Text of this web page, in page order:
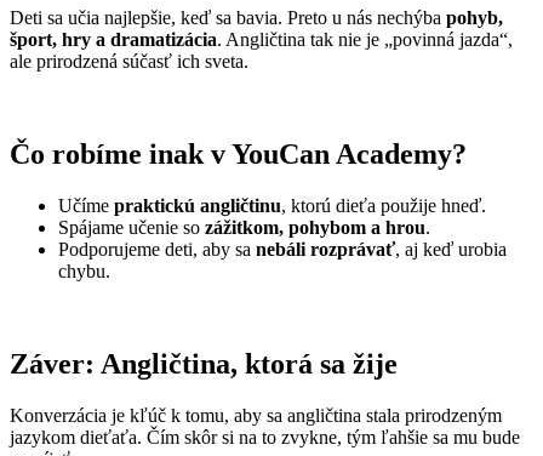
Deti sa učia najlepšie, keď sa bavia. Preto u nás nechýba pohyb,
šport, hry a dramatizácia. Angličtina tak nie je „povinná jazda“,
ale prirodzená súčasť ich sveta.
Čo robíme inak v YouCan Academy?
Učíme praktickú angličtinu, ktorú dieťa použije hneď.
Spájame učenie so zážitkom, pohybom a hrou.
Podporujeme deti, aby sa nebáli rozprávať, aj keď urobia
chybu.
Záver: Angličtina, ktorá sa žije
Konverzácia je kľúč k tomu, aby sa angličtina stala prirodzeným
jazykom dieťaťa. Čím skôr si na to zvykne, tým ľahšie sa mu bude